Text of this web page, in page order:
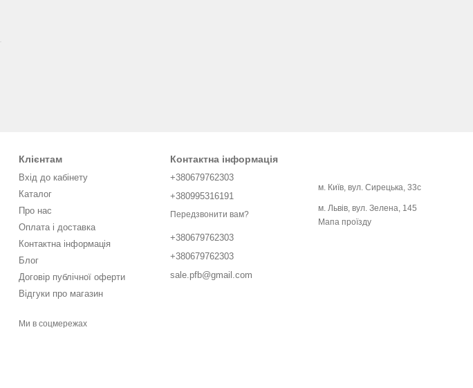
Клієнтам
Вхід до кабінету
Каталог
Про нас
Оплата і доставка
Контактна інформація
Блог
Договір публічної оферти
Відгуки про магазин
Ми в соцмережах
Контактна інформація
+380679762303
+380995316191
Передзвонити вам?
+380679762303
+380679762303
sale.pfb@gmail.com
м. Київ, вул. Сирецька, 33с
м. Львів, вул. Зелена, 145
Мапа проїзду